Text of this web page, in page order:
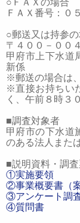
○ ＦＡＸの場合
ＦＡＸ番号：０
○郵送又は持参
〒４００－００
甲府市上下水道
新係
※郵送の場合は
※直接お持ちい
く、午前８時３
■調査対象者
甲府市の下水道
のある法人また
■説明資料・調
①実施要領
②事業概要書（案
③アンケート調
④質問書